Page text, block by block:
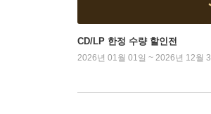
CD/LP 한정 수량 할인전
2026년 01월 01일 ~ 2026년 12월